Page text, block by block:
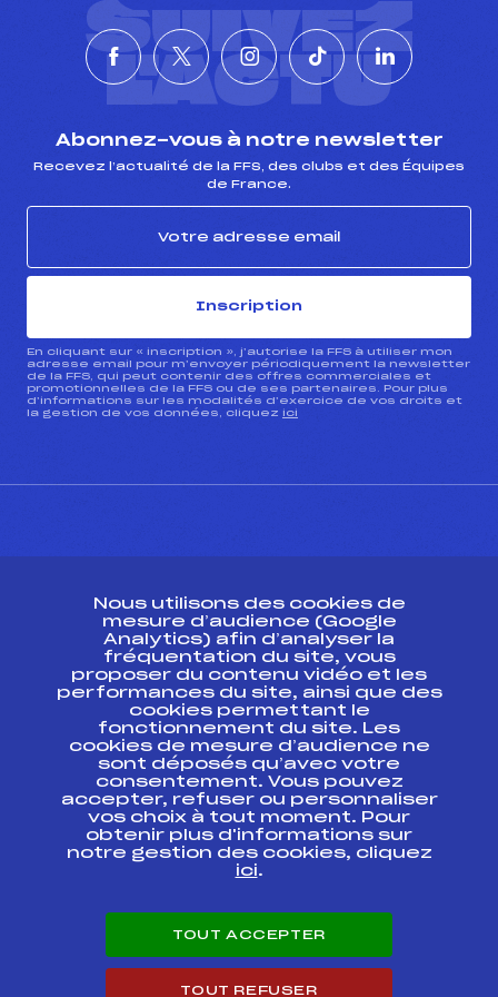
SUIVEZ
L'ACTU
Abonnez-vous à notre newsletter
Recevez l’actualité de la FFS, des clubs et des Équipes
de France.
Inscription
En cliquant sur « inscription », j’autorise la FFS à utiliser mon
adresse email pour m’envoyer périodiquement la newsletter
de la FFS, qui peut contenir des offres commerciales et
promotionnelles de la FFS ou de ses partenaires. Pour plus
d’informations sur les modalités d’exercice de vos droits et
la gestion de vos données, cliquez ici
ESPACE PRESSE
Ressources
Pass’Neige
Projet sportif fédéral
Projet de performance fédéral
Antidopage
Pôle Développement, Formation, Suivi
Scientifique
Listes ministérielles
Pôle vie de l’athlète
Carrières
Nous utilisons des cookies de
mesure d’audience (Google
Analytics) afin d’analyser la
fréquentation du site, vous
proposer du contenu vidéo et les
performances du site, ainsi que des
cookies permettant le
fonctionnement du site. Les
cookies de mesure d’audience ne
sont déposés qu’avec votre
consentement. Vous pouvez
accepter, refuser ou personnaliser
vos choix à tout moment. Pour
obtenir plus d'informations sur
notre gestion des cookies, cliquez
ici.
TOUT ACCEPTER
TOUT REFUSER